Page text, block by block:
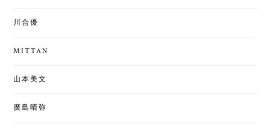
川合優
MITTAN
山本美文
廣島晴弥